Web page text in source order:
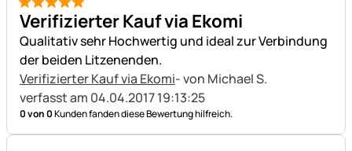
5 von 5
Verifizierter Kauf via Ekomi
Qualitativ sehr Hochwertig und ideal zur Verbindung
der beiden Litzenenden.
Verifizierter Kauf via Ekomi- von Michael S.
verfasst am 04.04.2017 19:13:25
0 von 0Kunden fanden diese Bewertung hilfreich.